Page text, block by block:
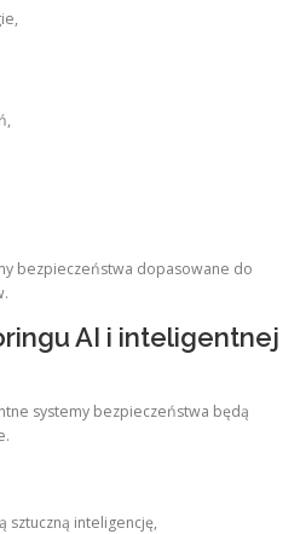
bezpieczeństwa dopasowane do
AI i inteligentnej
systemy bezpieczeństwa będą
sztuczną inteligencję,